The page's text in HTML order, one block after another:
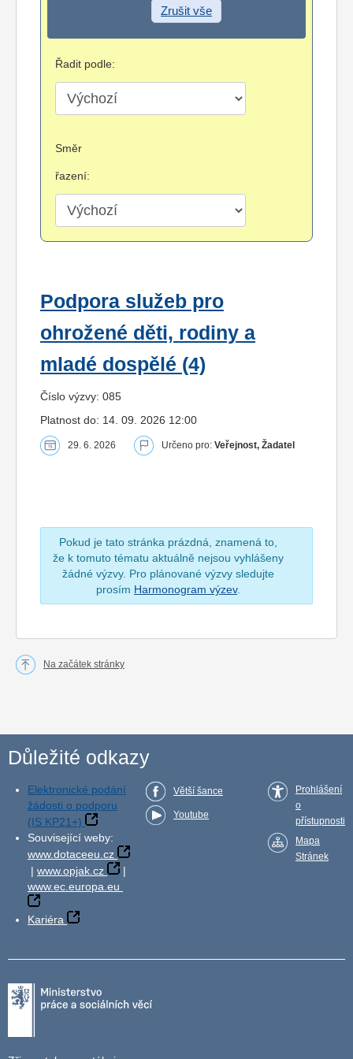
Zrušit vše
Řadit podle:
Směr
řazení:
Podpora služeb pro
ohrožené děti, rodiny a
mladé dospělé (4)
Číslo výzvy: 085
Platnost do: 14. 09. 2026 12:00
29. 6. 2026 Určeno pro: Veřejnost, Žadatel
Pokud je tato stránka prázdná, znamená to,
že k tomuto tématu aktuálně nejsou vyhlášeny
žádné výzvy. Pro plánované výzvy sledujte
prosím Harmonogram výzev.
Na začátek stránky
Důležité odkazy
Elektronické podání
žádosti o podporu
(IS KP21+)
Související weby:
www.dotaceeu.cz
| www.opjak.cz
|
www.ec.europa.eu
Kariéra
Větší šance
Youtube
Prohlášení
o
přístupnosti
Mapa
Stránek